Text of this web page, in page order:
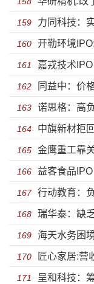
账款风险嚣张应对
159 力同科技：
子公司未实际经
160 开勒环境
诟病 关联方认定
161 嘉戎技术
数据
162 同益中：价
发展停滞未来竞
163 诺思格：高
次冲刺IPO的野心
164 中旗新材拒
披失实研发人员
165 金鹰重工靠
职工股东失实信披
166 益客食品
毛利率不及行业
167 行动教育：
意还能做几年？
168 瑞华泰：缺
股股东以后到底
169 海天水务困
一地鸡毛偿债能
170 匠心家居:营
贸易摩擦加剧应
171 呈和科技：